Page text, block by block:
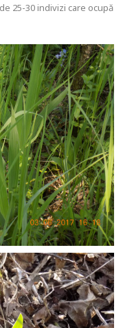
25-30 indivizi care ocupă